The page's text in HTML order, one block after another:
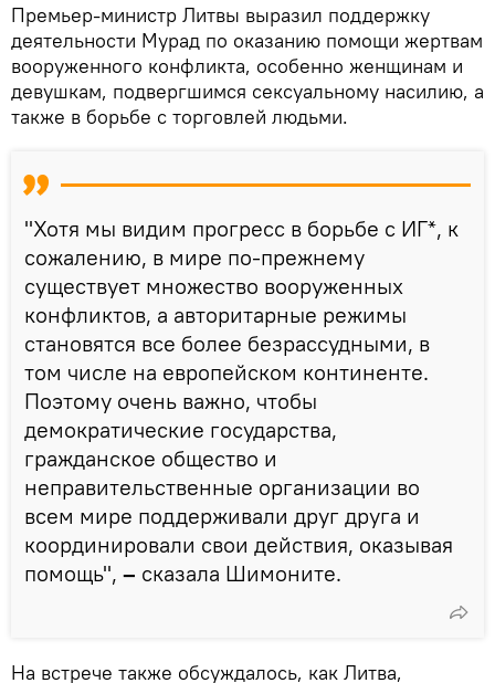
Премьер-министр Литвы выразил поддержку
деятельности Мурад по оказанию помощи жертвам
вооруженного конфликта, особенно женщинам и
девушкам, подвергшимся сексуальному насилию, а
также в борьбе с торговлей людьми.
"Хотя мы видим прогресс в борьбе с ИГ*, к
сожалению, в мире по-прежнему
существует множество вооруженных
конфликтов, а авторитарные режимы
становятся все более безрассудными, в
том числе на европейском континенте.
Поэтому очень важно, чтобы
демократические государства,
гражданское общество и
неправительственные организации во
всем мире поддерживали друг друга и
координировали свои действия, оказывая
помощь", – сказала Шимоните.
На встрече также обсуждалось, как Литва,